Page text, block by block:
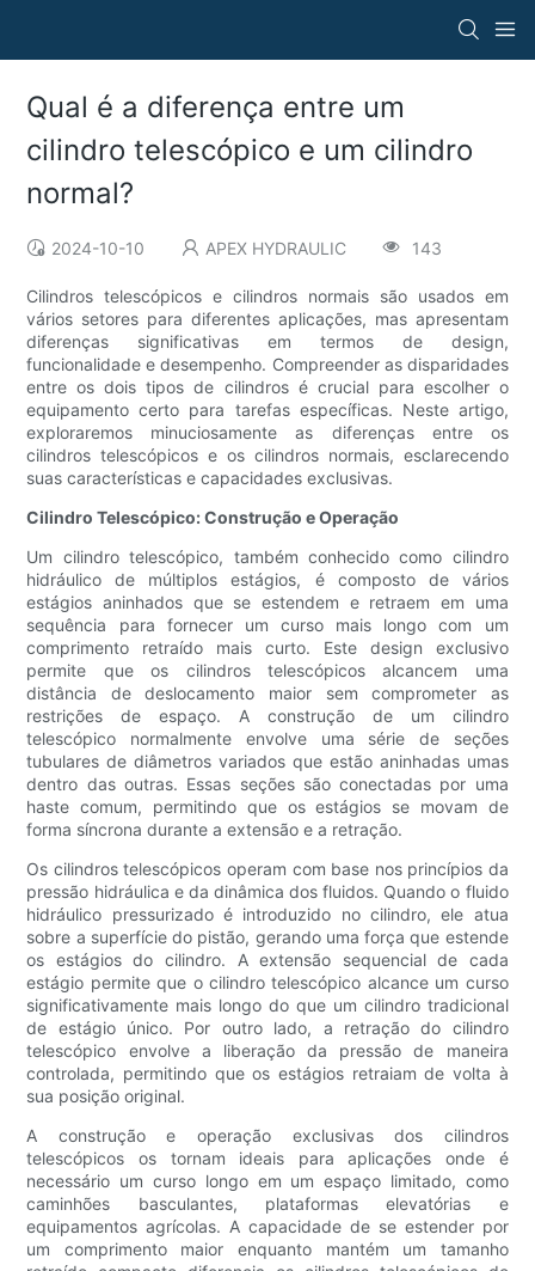
Qual é a diferença entre um
cilindro telescópico e um cilindro
normal?
2024-10-10 APEX HYDRAULIC 143
Cilindros telescópicos e cilindros normais são usados ​​em
vários setores para diferentes aplicações, mas apresentam
diferenças significativas em termos de design,
funcionalidade e desempenho. Compreender as disparidades
entre os dois tipos de cilindros é crucial para escolher o
equipamento certo para tarefas específicas. Neste artigo,
exploraremos minuciosamente as diferenças entre os
cilindros telescópicos e os cilindros normais, esclarecendo
suas características e capacidades exclusivas.
Cilindro Telescópico: Construção e Operação
Um cilindro telescópico, também conhecido como cilindro
hidráulico de múltiplos estágios, é composto de vários
estágios aninhados que se estendem e retraem em uma
sequência para fornecer um curso mais longo com um
comprimento retraído mais curto. Este design exclusivo
permite que os cilindros telescópicos alcancem uma
distância de deslocamento maior sem comprometer as
restrições de espaço. A construção de um cilindro
telescópico normalmente envolve uma série de seções
tubulares de diâmetros variados que estão aninhadas umas
dentro das outras. Essas seções são conectadas por uma
haste comum, permitindo que os estágios se movam de
forma síncrona durante a extensão e a retração.
Os cilindros telescópicos operam com base nos princípios da
pressão hidráulica e da dinâmica dos fluidos. Quando o fluido
hidráulico pressurizado é introduzido no cilindro, ele atua
sobre a superfície do pistão, gerando uma força que estende
os estágios do cilindro. A extensão sequencial de cada
estágio permite que o cilindro telescópico alcance um curso
significativamente mais longo do que um cilindro tradicional
de estágio único. Por outro lado, a retração do cilindro
telescópico envolve a liberação da pressão de maneira
controlada, permitindo que os estágios retraiam de volta à
sua posição original.
A construção e operação exclusivas dos cilindros
telescópicos os tornam ideais para aplicações onde é
necessário um curso longo em um espaço limitado, como
caminhões basculantes, plataformas elevatórias e
equipamentos agrícolas. A capacidade de se estender por
um comprimento maior enquanto mantém um tamanho